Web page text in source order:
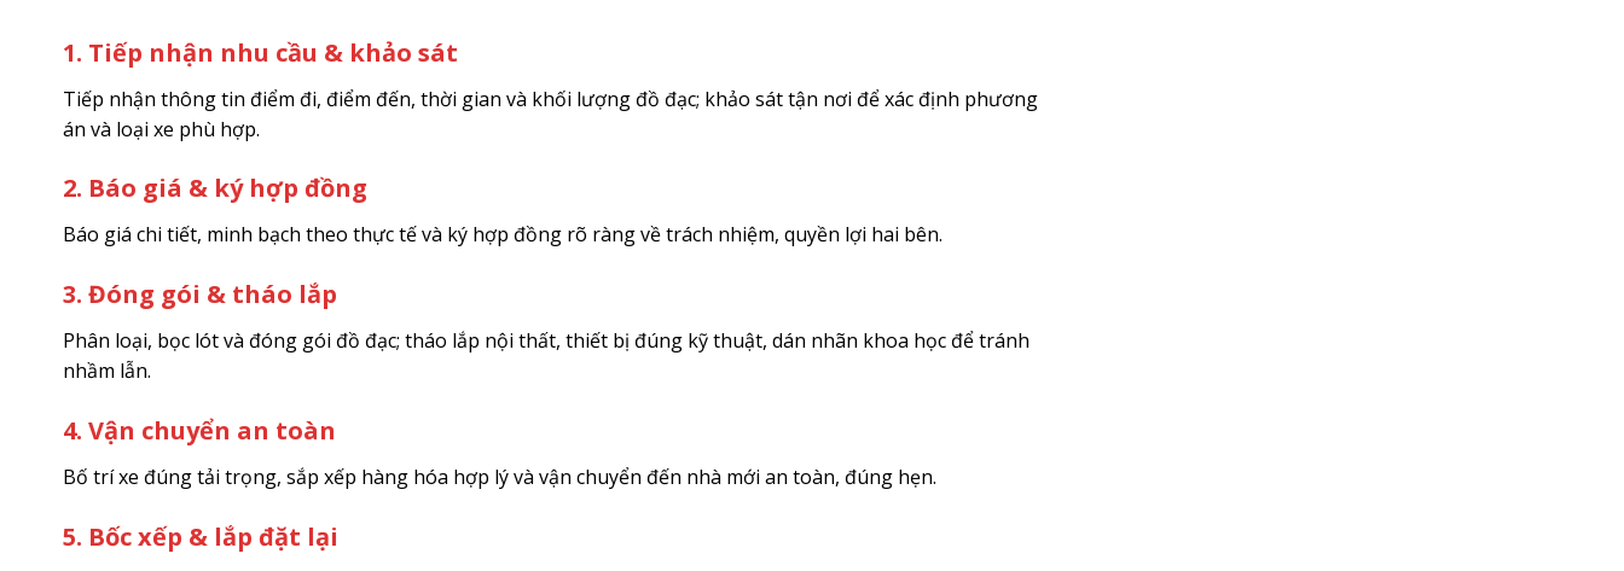
1. Tiếp nhận nhu cầu & khảo sát
Tiếp nhận thông tin điểm đi, điểm đến, thời gian và khối lượng đồ đạc; khảo sát tận nơi để xác định phương
án và loại xe phù hợp.
2. Báo giá & ký hợp đồng
Báo giá chi tiết, minh bạch theo thực tế và ký hợp đồng rõ ràng về trách nhiệm, quyền lợi hai bên.
3. Đóng gói & tháo lắp
Phân loại, bọc lót và đóng gói đồ đạc; tháo lắp nội thất, thiết bị đúng kỹ thuật, dán nhãn khoa học để tránh
nhầm lẫn.
4. Vận chuyển an toàn
Bố trí xe đúng tải trọng, sắp xếp hàng hóa hợp lý và vận chuyển đến nhà mới an toàn, đúng hẹn.
5. Bốc xếp & lắp đặt lại